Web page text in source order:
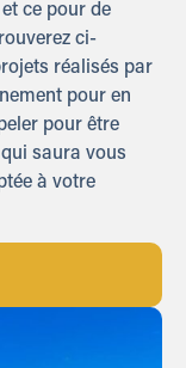
ce pour de
ci-
réalisés par
pour en
pour être
saura vous
à votre